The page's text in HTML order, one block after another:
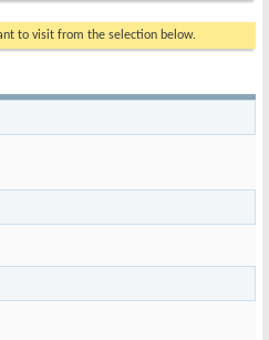
to visit from the selection below.